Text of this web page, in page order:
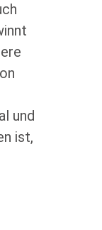
und
ist,